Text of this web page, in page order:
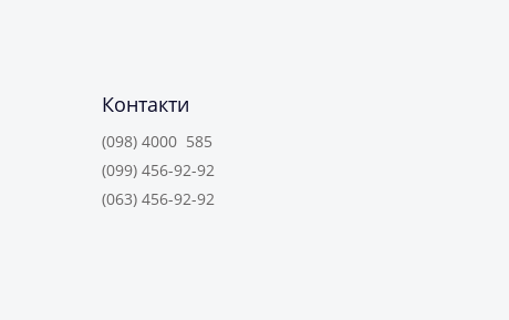
Контакти
(098) 4000 585
(099) 456-92-92
(063) 456-92-92